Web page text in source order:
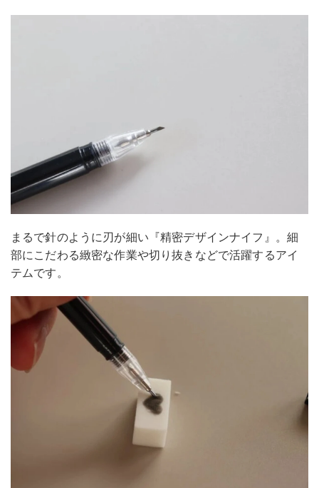
まるで針のように刃が細い『精密デザインナイフ』。細
部にこだわる緻密な作業や切り抜きなどで活躍するアイ
テムです。